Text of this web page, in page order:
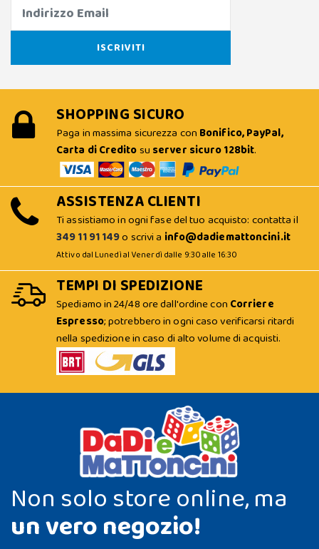
SHOPPING SICURO
Paga in massima sicurezza con Bonifico, PayPal,
Carta di Creditosu server sicuro 128bit.
ASSISTENZA CLIENTI
Ti assistiamo in ogni fase del tuo acquisto: contatta il
349 11 91 149o scrivi a info@dadiemattoncini.it
Attivo dal Lunedì al Venerdì dalle 9:30 alle 16:30
TEMPI DI SPEDIZIONE
Spediamo in 24/48 ore dall'ordine con Corriere
Espresso; potrebbero in ogni caso verificarsi ritardi
nella spedizione in caso di alto volume di acquisti.
Non solo store online, ma
un vero negozio!